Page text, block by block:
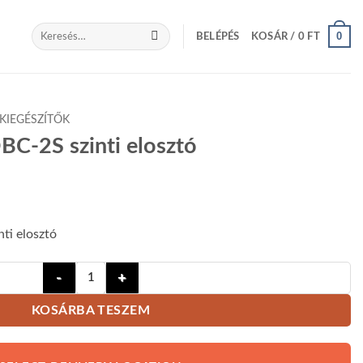
Keresés
a
BELÉPÉS KOSÁR / 0 FT 0
KIEGÉSZÍTŐK
2S szinti elosztó
elosztó
Futura Digital VDBC-2S szinti elosztó mennyiség
KOSÁRBA TESZEM